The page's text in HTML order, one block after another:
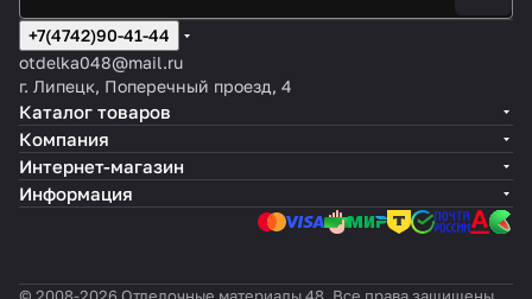
каменного ламината
происходит без выделения
вредных химических веществ.
Каменный ламинат устойчив не
только к воде, но и к огню.
Покрытие не поддерживает
процесс горения и не выделяет
токсичных элементов.
Покрытие может применяться
+7(4742)90-41-44
otdelka048@mail.ru
г. Липецк, Поперечный проезд, 4
Каталог товаров
Компания
Интернет-магазин
Информация